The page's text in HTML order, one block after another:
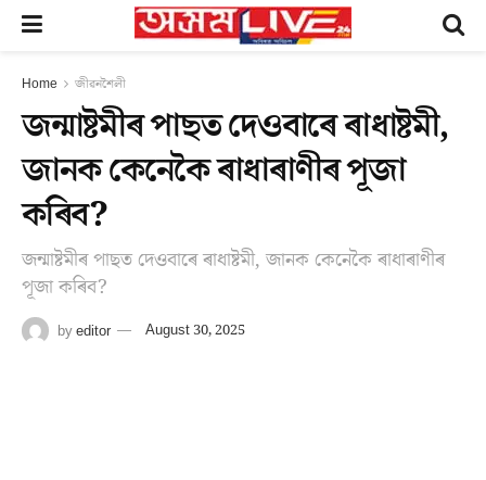
Home জীৱনশৈলী
জন্মাষ্টমীৰ পাছত দেওবাৰে ৰাধাষ্টমী,
জানক কেনেকৈ ৰাধাৰাণীৰ পূজা
কৰিব?
জন্মাষ্টমীৰ পাছত দেওবাৰে ৰাধাষ্টমী, জানক কেনেকৈ ৰাধাৰাণীৰ
পূজা কৰিব?
byeditor August 30, 2025